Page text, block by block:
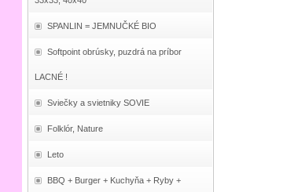
SPANLIN = JEMNUČKÉ BIO
Softpoint obrúsky, puzdrá na príbor
LACNÉ !
Sviečky a svietniky SOVIE
Folklór, Nature
Leto
BBQ + Burger + Kuchyňa + Ryby +